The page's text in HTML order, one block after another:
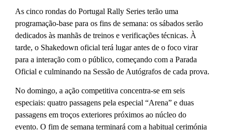
As cinco rondas do Portugal Rally Series terão uma
programação-base para os fins de semana: os sábados serão
dedicados às manhãs de treinos e verificações técnicas. À
tarde, o Shakedown oficial terá lugar antes de o foco virar
para a interação com o público, começando com a Parada
Oficial e culminando na Sessão de Autógrafos de cada prova.
No domingo, a ação competitiva concentra-se em seis
especiais: quatro passagens pela especial “Arena” e duas
passagens em troços exteriores próximos ao núcleo do
evento. O fim de semana terminará com a habitual cerimónia